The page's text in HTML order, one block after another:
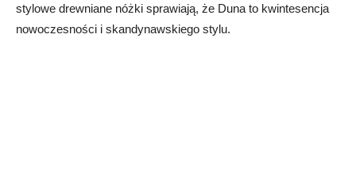
stylowe drewniane nóżki sprawiają, że Duna to kwintesencja
nowoczesności i skandynawskiego stylu.